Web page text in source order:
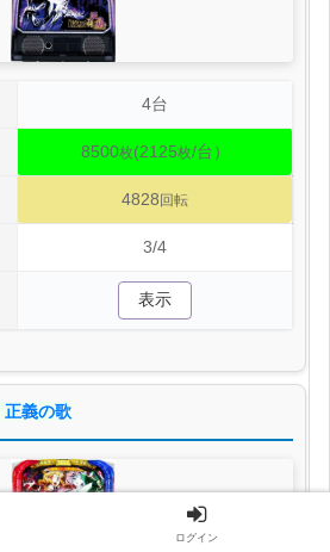
4台
8500枚(2125枚/台）
4828 回転
3/4
表示
正義の歌
ログイン